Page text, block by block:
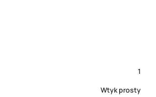
1
Wtyk prosty